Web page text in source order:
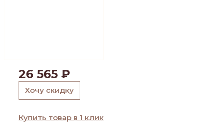
26 565 ₽
Хочу скидку
Купить товар в 1 клик